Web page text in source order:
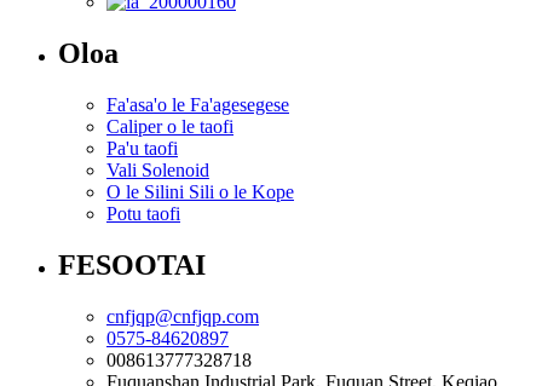
Oloa
Fa'asa'o le Fa'agesegese
Caliper o le taofi
Pa'u taofi
Vali Solenoid
O le Silini Sili o le Kope
Potu taofi
FESOOTAI
cnfjqp@cnfjqp.com
0575-84620897
008613777328718
Fuquanshan Industrial Park, Fuquan Street, Keqiao